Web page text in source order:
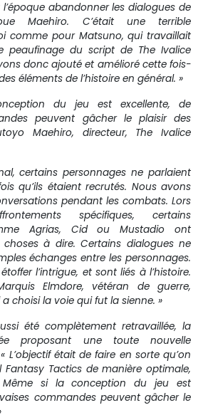
abandonner les dialogues de
Maehiro. C’était une terrible
comme pour Matsuno, qui travaillait
peaufinage du script de The Ivalice
donc ajouté et amélioré cette fois-
éléments de l’histoire en général. »
du jeu est excellente, de
peuvent gâcher le plaisir des
Maehiro, directeur, The Ivalice
certains personnages ne parlaient
qu’ils étaient recrutés. Nous avons
pendant les combats. Lors
spécifiques, certains
Agrias, Cid ou Mustadio ont
à dire. Certains dialogues ne
échanges entre les personnages.
l’intrigue, et sont liés à l’histoire.
Elmdore, vétéran de guerre,
choisi la voie qui fut la sienne. »
été complètement retravaillée, la
proposant une toute nouvelle
L’objectif était de faire en sorte qu’on
Fantasy Tactics de manière optimale,
Même si la conception du jeu est
commandes peuvent gâcher le